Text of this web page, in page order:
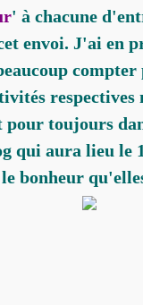
' à chacune
envoi. J'ai en
compter
respectives
pour toujours
qui aura lieu
bonheur